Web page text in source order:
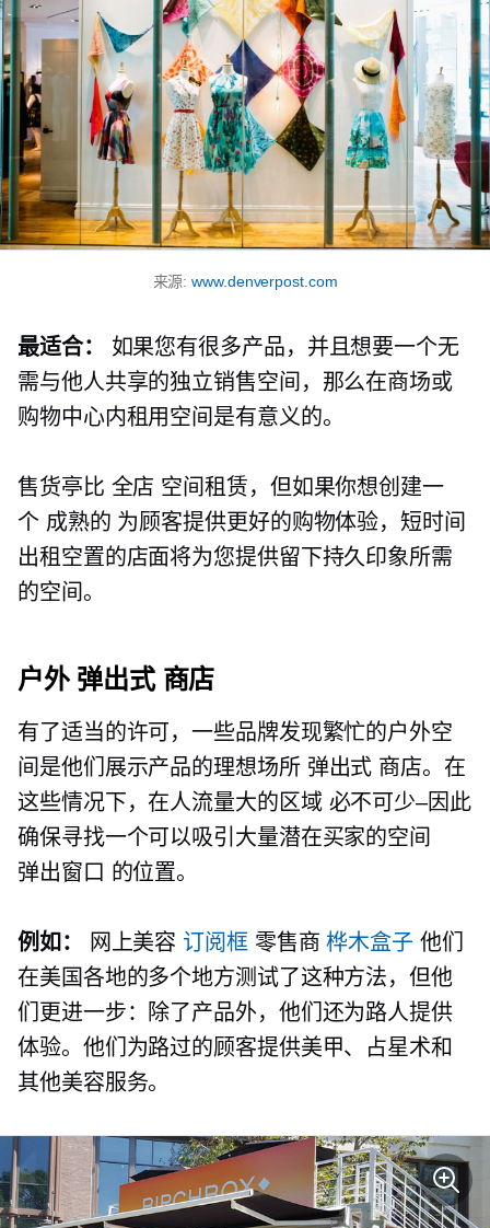
来源:www.denverpost.com
最适合：
如果您有很多产品，并且想要一个无
需与他人共享的独立销售空间，那么在商场或
购物中心内租用空间是有意义的。
售货亭比 全店 空间租赁，但如果你想创建一
个 成熟的 为顾客提供更好的购物体验，短时间
出租空置的店面将为您提供留下持久印象所需
的空间。
户外 弹出式商店
有了适当的许可，一些品牌发现繁忙的户外空
间是他们展示产品的理想场所 弹出式 商店。在
这些情况下，在人流量大的区域 必不可少–因此
确保寻找一个可以吸引大量潜在买家的空间
弹出窗口 的位置。
例如： 网上美容 订阅框 零售商桦木盒子 他们
在美国各地的多个地方测试了这种方法，但他
们更进一步：除了产品外，他们还为路人提供
体验。他们为路过的顾客提供美甲、占星术和
其他美容服务。